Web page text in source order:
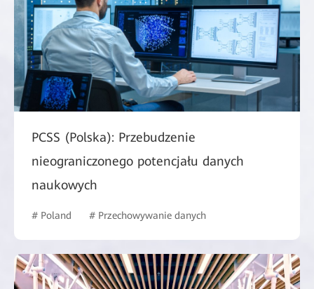
PCSS (Polska): Przebudzenie
nieograniczonego potencjału danych
naukowych
# Poland # Przechowywanie danych